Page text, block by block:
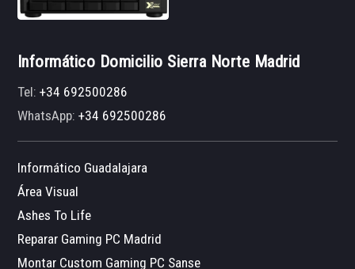
Informático Domicilio Sierra Norte Madrid
Tel:+34 692500286
WhatsApp:+34 692500286
Informático Guadalajara
Área Visual
Ashes To Life
Reparar Gaming PC Madrid
Montar Custom Gaming PC Sanse